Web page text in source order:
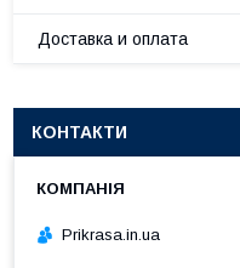
Доставка и оплата
КОНТАКТИ
Prikrasa.in.ua